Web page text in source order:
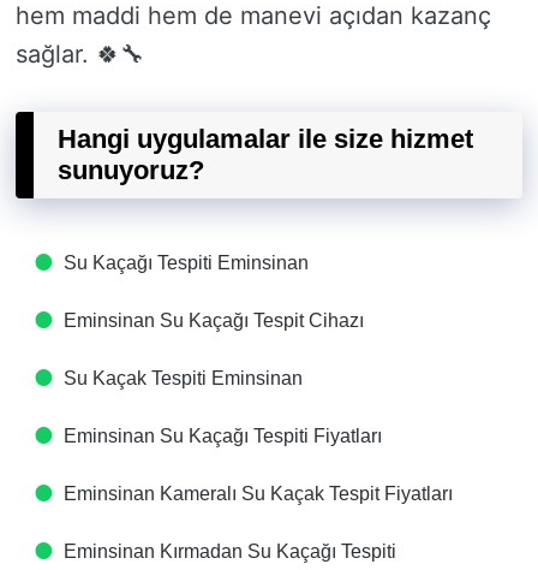
hem maddi hem de manevi açıdan kazanç
sağlar. 🍀🔧
Hangi uygulamalar ile size hizmet
sunuyoruz?
Su Kaçağı Tespiti​ Eminsinan
Eminsinan Su Kaçağı Tespit Cihazı​
Su Kaçak Tespiti​ Eminsinan
Eminsinan Su Kaçağı Tespiti Fiyatları​
Eminsinan Kameralı Su Kaçak Tespit Fiyatları​
Eminsinan Kırmadan Su Kaçağı Tespiti​